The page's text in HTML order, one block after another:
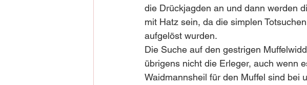
die Drückjagden an und dann werden
mit Hatz sein, da die simplen
aufgelöst wurden.
Die Suche auf den gestrigen
übrigens nicht die Erleger, auch wenn
Waidmannsheil für den Muffel sind bei